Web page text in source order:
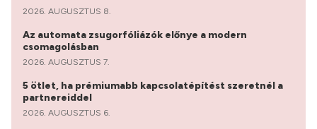
2026. AUGUSZTUS 8.
Az automata zsugorfóliázók előnye a modern
csomagolásban
2026. AUGUSZTUS 7.
5 ötlet, ha prémiumabb kapcsolatépítést szeretnél a
partnereiddel
2026. AUGUSZTUS 6.